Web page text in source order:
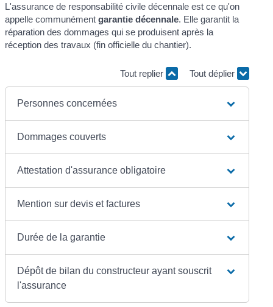
L'assurance de responsabilité civile décennale est ce qu'on
appelle communémentgarantie décennale. Elle garantit la
réparation des dommages qui se produisent après la
réception des travaux (fin officielle du chantier).
Tout replier Tout déplier
Personnes concernées
Dommages couverts
Attestation d'assurance obligatoire
Mention sur devis et factures
Durée de la garantie
Dépôt de bilan du constructeur ayant souscrit
l'assurance